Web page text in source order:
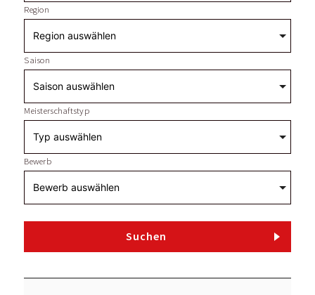
Region
Saison
Meisterschaftstyp
Bewerb
Suchen